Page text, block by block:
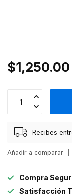
$1,250.00
Recibes
Añadir a comparar
Compra
Satisfacción